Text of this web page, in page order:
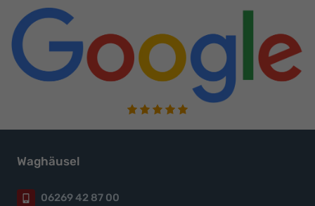
Waghäusel
06269 42 87 00